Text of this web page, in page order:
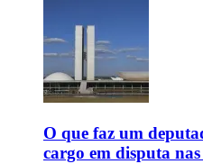
O que faz um
cargo em disputa nas